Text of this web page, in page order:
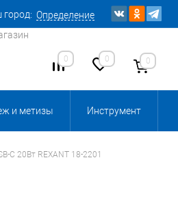
город: Определение
0 0 0
и метизы Инструмент
Кабеленесущие системы
бытовая химия
C 20Вт REXANT 18-2201